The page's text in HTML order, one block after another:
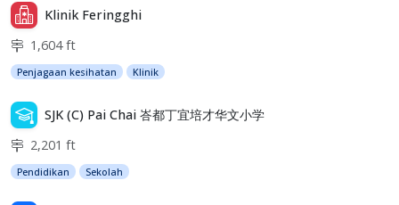
Klinik Feringghi
1,604 ft
Penjagaan kesihatan Klinik
SJK (C) Pai Chai 峇都丁宜培才华文小学
2,201 ft
Pendidikan Sekolah